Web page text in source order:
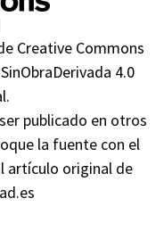
Creative Commons
4.0
.
publicado en otros
la fuente con el
artículo original de